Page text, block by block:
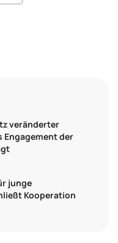
veränderter
Engagement der
junge
Kooperation